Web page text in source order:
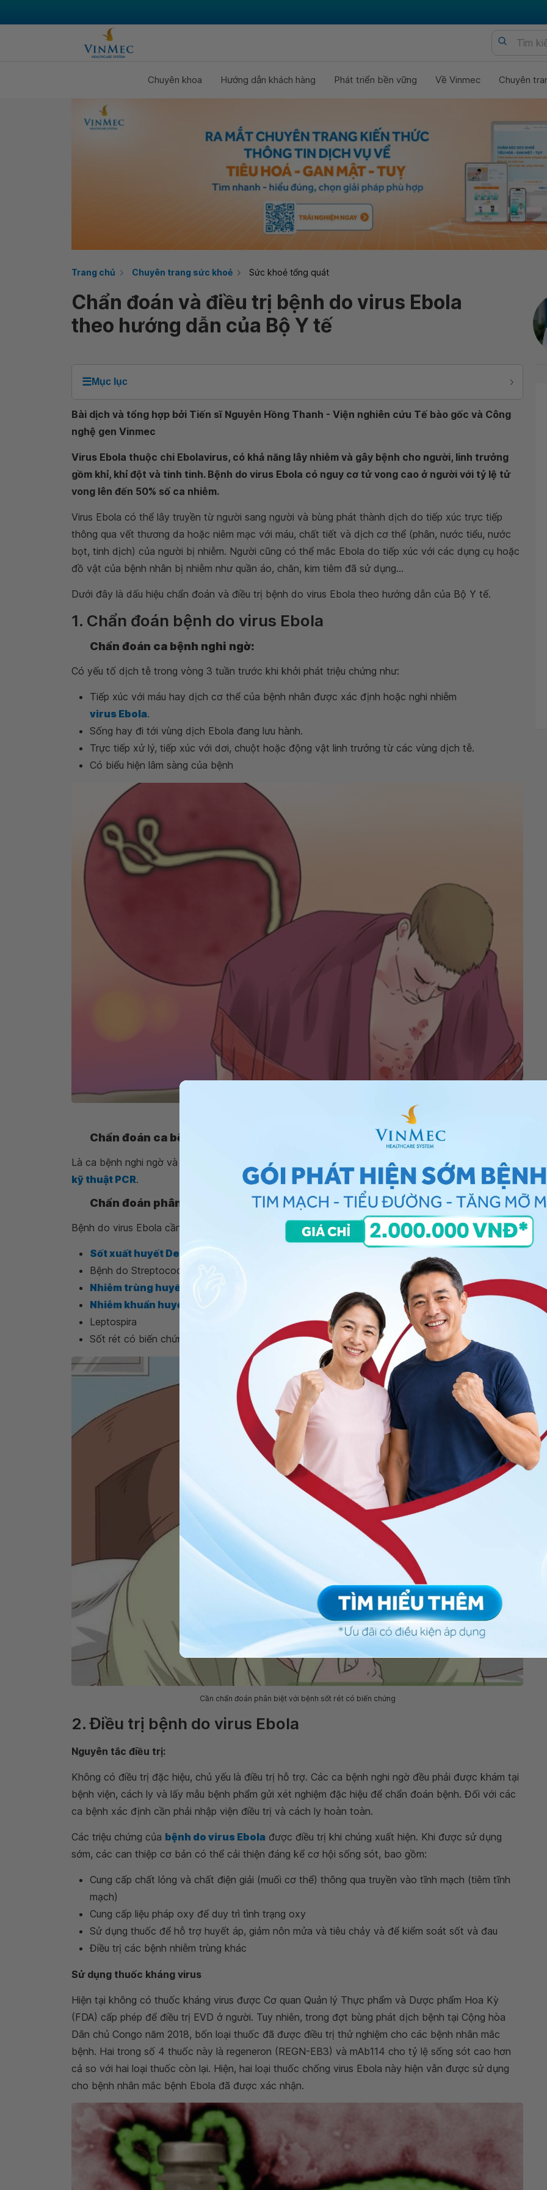
Chuyên khoa Hướng dẫn khách hàng Phát triển bền vững Về Vinmec Chuyên
Trang chủ Chuyên trang sức khoẻ Sức khoẻ tổng quát
Chẩn đoán và điều trị bệnh do virus Ebola
theo hướng dẫn của Bộ Y tế
☰Mục lục
Bài dịch và tổng hợp bởi Tiến sĩ Nguyễn Hồng Thanh - Viện nghiên cứu Tế bào gốc và Công
nghệ gen Vinmec
Virus Ebola thuộc chi Ebolavirus, có khả năng lây nhiễm và gây bệnh cho người, linh trưởng
gồm khỉ, khỉ đột và tinh tinh. Bệnh do virus Ebola có nguy cơ tử vong cao ở người với tỷ lệ tử
vong lên đến 50% số ca nhiễm.
Virus Ebola có thể lây truyền từ người sang người và bùng phát thành dịch do tiếp xúc trực tiếp
thông qua vết thương da hoặc niêm mạc với máu, chất tiết và dịch cơ thể (phân, nước tiểu, nước
bọt, tinh dịch) của người bị nhiễm. Người cũng có thể mắc Ebola do tiếp xúc với các dụng cụ hoặc
đồ vật của bệnh nhân bị nhiễm như quần áo, chăn, kim tiêm đã sử dụng...
Dưới đây là dấu hiệu chẩn đoán và điều trị bệnh do virus Ebola theo hướng dẫn của Bộ Y tế.
1. Chẩn đoán bệnh do virus Ebola
Chẩn đoán ca bệnh nghi ngờ:
Có yếu tố dịch tễ trong vòng 3 tuần trước khi khởi phát triệu chứng như:
Tiếp xúc với máu hay dịch cơ thể của bệnh nhân được xác định hoặc nghi nhiễm
virus Ebola.
Sống hay đi tới vùng dịch Ebola đang lưu hành.
Trực tiếp xử lý, tiếp xúc với dơi, chuột hoặc động vật linh trưởng từ các vùng dịch tễ.
Có biểu hiện lâm sàng của bệnh
Chẩn đoán bệnh do virus Ebola thông qua triệu chứng mắc phải
Chẩn đoán ca bệnh xác định:
Là ca bệnh nghi ngờ và được khẳng định bằng xét nghiệm phát hiện gene của virus Ebola bằng
kỹ thuật PCR.
Chẩn đoán phân biệt:
Bệnh do virus Ebola cần phải phân biệt với các bệnh khác như:
Sốt xuất huyết Dengue
Bệnh do Streptococcus suis
Nhiễm trùng huyết do não mô cầu
Nhiễm khuẩn huyết
Leptospira
Sốt rét có biến chứng
Cần chẩn đoán phân biệt với bệnh sốt rét có biến chứng
2. Điều trị bệnh do virus Ebola
Nguyên tắc điều trị:
Không có điều trị đặc hiệu, chủ yếu là điều trị hỗ trợ. Các ca bệnh nghi ngờ đều phải được khám tại
bệnh viện, cách ly và lấy mẫu bệnh phẩm gửi xét nghiệm đặc hiệu để chẩn đoán bệnh. Đối với các
ca bệnh xác định cần phải nhập viện điều trị và cách ly hoàn toàn.
Các triệu chứng của bệnh do virus Ebola được điều trị khi chúng xuất hiện. Khi được sử dụng
sớm, các can thiệp cơ bản có thể cải thiện đáng kể cơ hội sống sót, bao gồm:
Cung cấp chất lỏng và chất điện giải (muối cơ thể) thông qua truyền vào tĩnh mạch (tiêm tĩnh
mạch)
Cung cấp liệu pháp oxy để duy trì tình trạng oxy
Sử dụng thuốc để hỗ trợ huyết áp, giảm nôn mửa và tiêu chảy và để kiểm soát sốt và đau
Điều trị các bệnh nhiễm trùng khác
Sử dụng thuốc kháng virus
Hiện tại không có thuốc kháng virus được Cơ quan Quản lý Thực phẩm và Dược phẩm Hoa Kỳ
(FDA) cấp phép để điều trị EVD ở người. Tuy nhiên, trong đợt bùng phát dịch bệnh tại Cộng hòa
Dân chủ Congo năm 2018, bốn loại thuốc đã được điều trị thử nghiệm cho các bệnh nhân mắc
bệnh. Hai trong số 4 thuốc này là regeneron (REGN-EB3) và mAb114 cho tỷ lệ sống sót cao hơn
cả so với hai loại thuốc còn lại. Hiện, hai loại thuốc chống virus Ebola này hiện vẫn được sử dụng
cho bệnh nhân mắc bệnh Ebola đã được xác nhận.